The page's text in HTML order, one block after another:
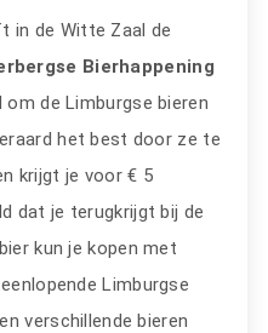
in de Witte Zaal de
Bierhappening
de Limburgse bieren
het best door ze te
krijgt je voor € 5
dat je terugkrijgt bij de
kun je kopen met
Limburgse
verschillende bieren